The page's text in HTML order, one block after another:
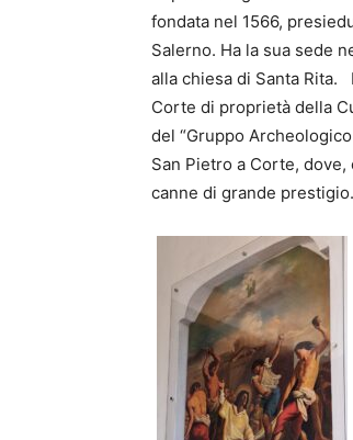
fondata nel 1566,
Salerno. Ha la sua sede
alla chiesa di Santa Rita.
Corte di proprietà della
del “Gruppo
San Pietro a Corte,
canne di grande prestigio.